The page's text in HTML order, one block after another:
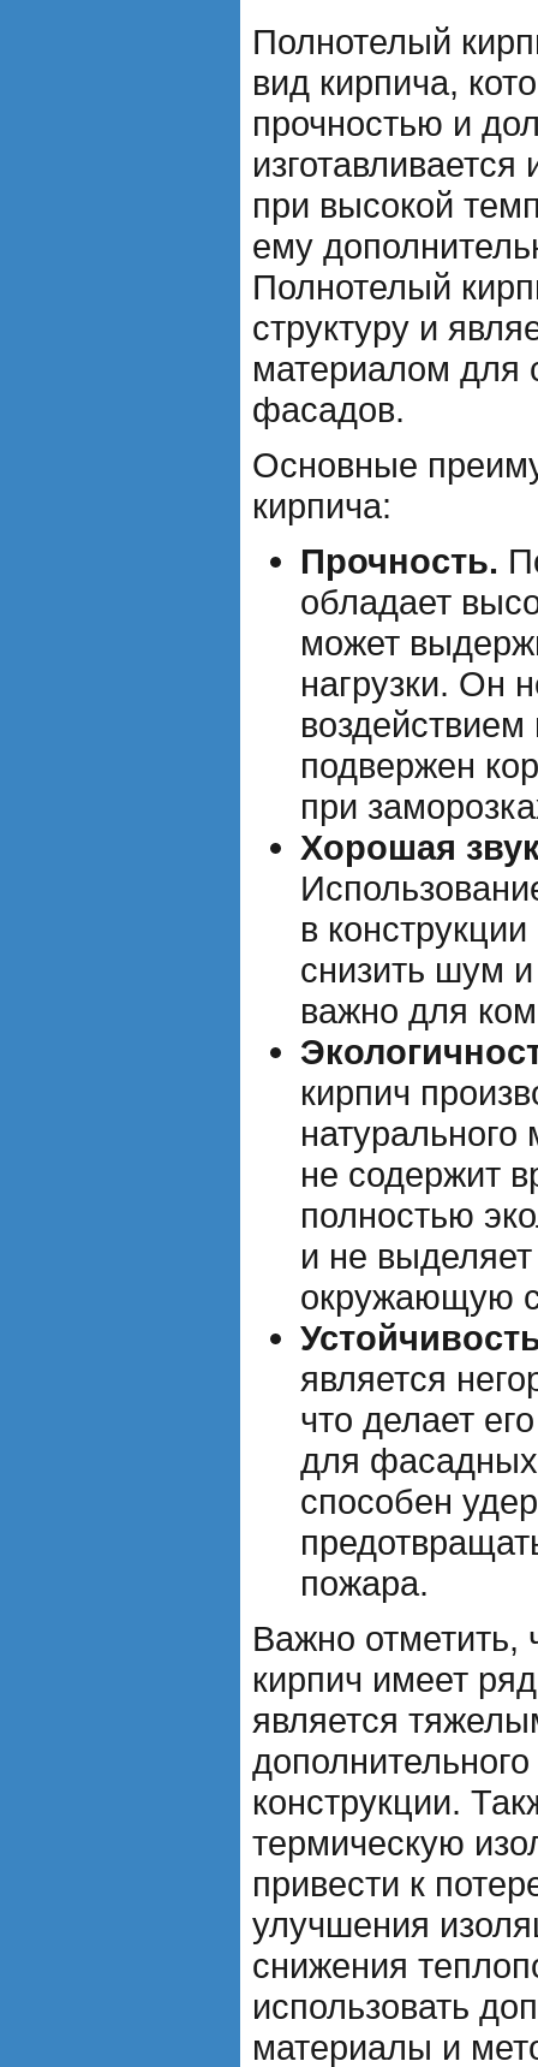
Полнотелый
вид кирпича,
прочностью и
при высокой
ему
Полнотелый
структуру и
материалом для
фасадов.
Основные
кирпича:
Прочность.
обладает
может
нагрузки. Он
подвержен
при
Хорошая
в
снизить шум и
важно для
кирпич
не содержит
полностью
и не
окружающую
является
что делает
для фасадных
способен
пожара.
Важно отметить,
кирпич имеет
является
конструкции.
термическую
привести к
улучшения
снижения
использовать
материалы и